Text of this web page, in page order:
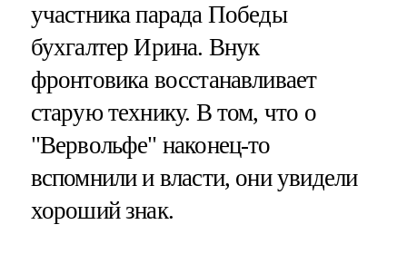
участника парада Победы
бухгалтер Ирина. Внук
фронтовика восстанавливает
старую технику. В том, что о
"Вервольфе" наконец-то
вспомнили и власти, они увидели
хороший знак.